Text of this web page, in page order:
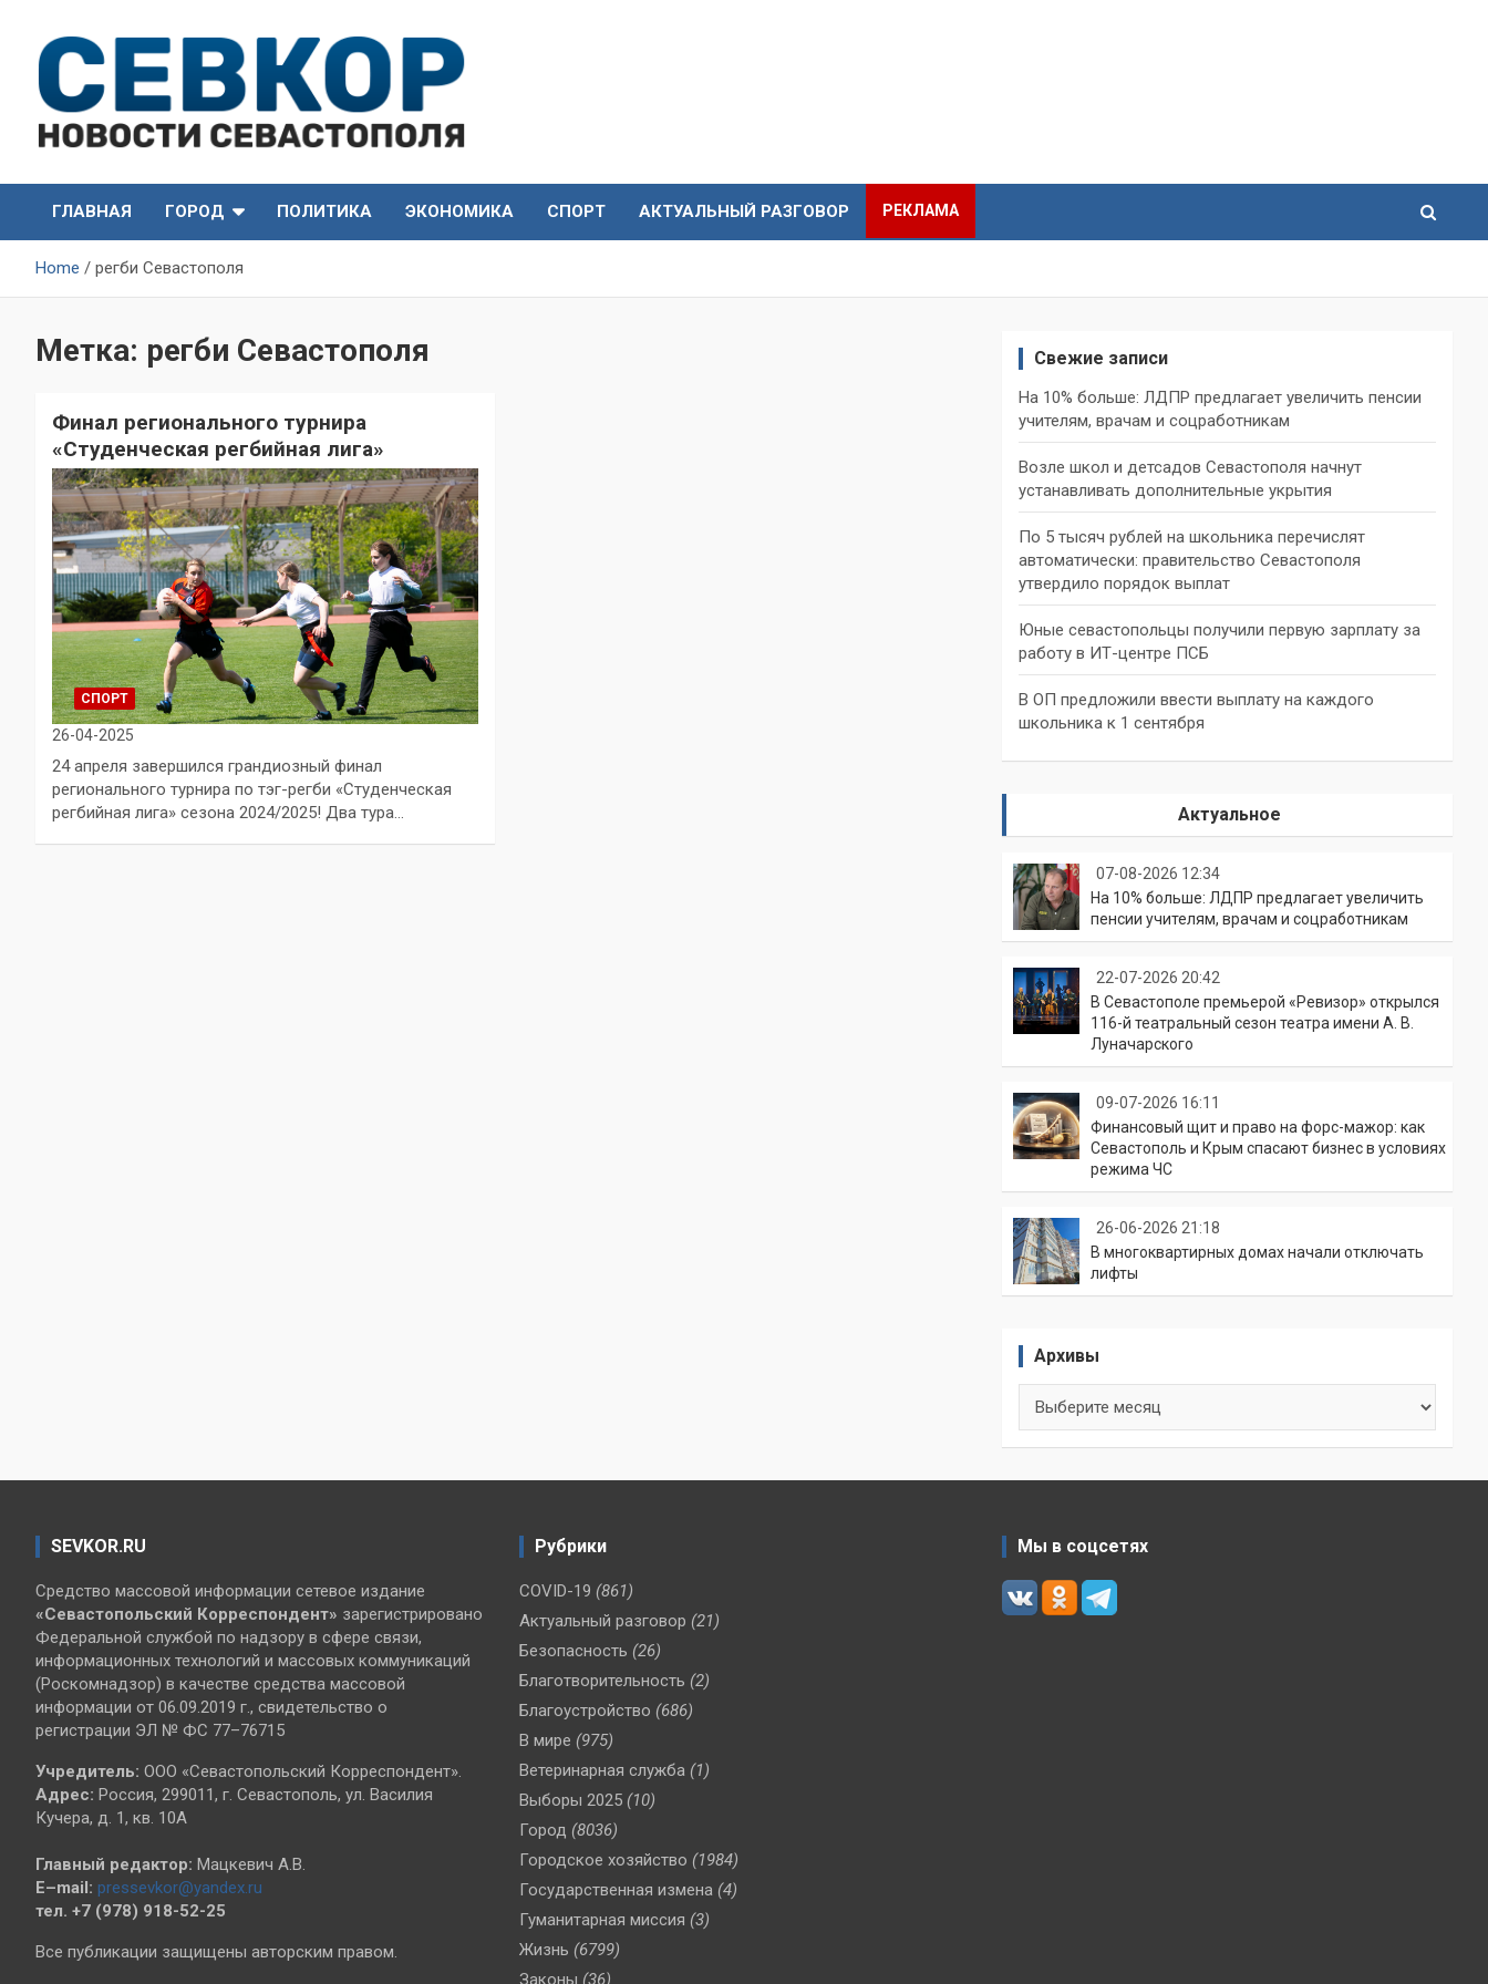
content
СевКор — Новости
Севастополя
Севастополя
ГЛАВНАЯ
ГОРОД ПОЛИТИКА ЭКОНОМИКА СПОРТ АКТУАЛЬНЫЙ РАЗГОВОР РЕКЛАМА
Home регби Севастополя
Метка: регби Севастополя
Финал регионального турнира
«Студенческая регбийная лига»
СПОРТ
26-04-2025
24 апреля завершился грандиозный финал
регионального турнира по тэг-регби «Студенческая
регбийная лига» сезона 2024/2025! Два тура…
Свежие записи
На 10% больше: ЛДПР предлагает увеличить пенсии
учителям, врачам и соцработникам
Возле школ и детсадов Севастополя начнут
устанавливать дополнительные укрытия
По 5 тысяч рублей на школьника перечислят
автоматически: правительство Севастополя
утвердило порядок выплат
Юные севастопольцы получили первую зарплату за
работу в ИТ-центре ПСБ
В ОП предложили ввести выплату на каждого
школьника к 1 сентября
Актуальное
07-08-2026 12:34
На 10% больше: ЛДПР предлагает увеличить
пенсии учителям, врачам и соцработникам
22-07-2026 20:42
В Севастополе премьерой «Ревизор» открылся
116-й театральный сезон театра имени А. В.
Луначарского
09-07-2026 16:11
Финансовый щит и право на форс-мажор: как
Севастополь и Крым спасают бизнес в условиях
режима ЧС
26-06-2026 21:18
В многоквартирных домах начали отключать
лифты
Архивы
SEVKOR.RU
Средство массовой информации сетевое издание
«Севастопольский Корреспондент» зарегистрировано
Федеральной службой по надзору в сфере связи,
информационных технологий и массовых коммуникаций
(Роскомнадзор) в качестве средства массовой
информации от 06.09.2019 г., свидетельство о
регистрации ЭЛ № ФС 77–76715
Учредитель: ООО «Севастопольский Корреспондент».
Адрес: Россия, 299011, г. Севастополь, ул. Василия
Кучера, д. 1, кв. 10А
Главный редактор: Мацкевич А.В.
E–mail: pressevkor@yandex.ru
тел. +7 (978) 918-52-25
Все публикации защищены авторским правом.
Рубрики
COVID-19 (861)
Актуальный разговор (21)
Безопасность (26)
Благотворительность (2)
Благоустройство (686)
В мире (975)
Ветеринарная служба (1)
Выборы 2025 (10)
Город (8036)
Городское хозяйство (1984)
Государственная измена (4)
Гуманитарная миссия (3)
Жизнь (6799)
Законы (36)
Мы в соцсетях